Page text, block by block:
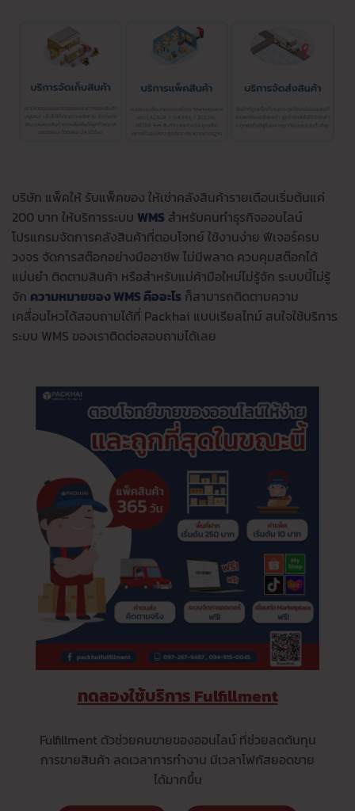
บริษัท แพ็คให้ รับแพ็คของ ให้เช่าคลังสินค้ารายเดือนเริ่มต้นแค่
200 บาท ให้บริการระบบ WMS สำหรับคนทำธุรกิจออนไลน์
โปรแกรมจัดการคลังสินค้าที่ตอบโจทย์ ใช้งานง่าย ฟีเจอร์ครบ
วงจร จัดการสต๊อกอย่างมืออาชีพ ไม่มีพลาด ควบคุมสต๊อกได้
แม่นยำ ติดตามสินค้า หรือสำหรับแม่ค้ามือใหม่ไม่รู้จัก ระบบนี้ไม่รู้
จัก ความหมายของ WMS คืออะไร ก็สามารถติดตามความ
เคลื่อนไหวได้สอบถามได้ที่ Packhai แบบเรียลไทม์ สนใจใช้บริการ
ระบบ WMS ของเราติดต่อสอบถามได้เลย
ทดลองใช้บริการ Fulfillment
Fulfillment ตัวช่วยคนขายของออนไลน์ ที่ช่วยลดต้นทุน
การขายสินค้า ลดเวลาการทำงาน มีเวลาโฟกัสยอดขาย
ได้มากขึ้น